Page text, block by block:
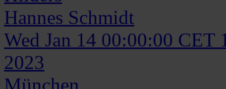
Hannes Schmidt
Wed Jan 14 00:00:00 CET
2023
München